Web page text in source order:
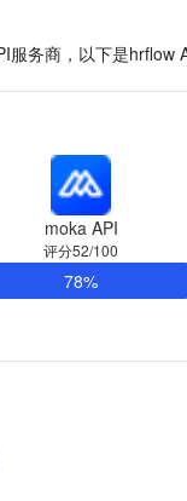
务商，以下是hrflow
moka API
评分52/100
78%